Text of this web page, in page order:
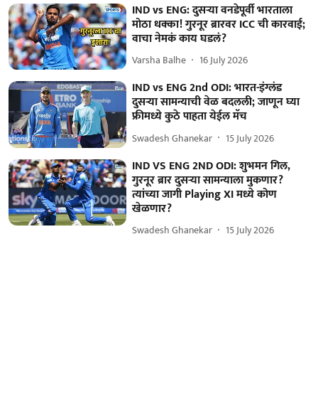
IND vs ENG: दुसऱ्या वनडेपूर्वी भारताला
मोठा धक्का! गुरनूर ब्रारवर ICC ची कारवाई;
वाचा नेमकं काय घडलं?
Varsha Balhe 16 July 2026
IND vs ENG 2nd ODI: भारत-इंग्लंड
दुसऱ्या सामन्याची वेळ बदलली; जाणून घ्या
फ्रीमध्ये कुठे पाहता येईल मॅच
Swadesh Ghanekar 15 July 2026
IND VS ENG 2ND ODI: शुभमन गिल,
गुरनूर ब्रार दुसऱ्या सामन्याला मुकणार?
त्यांच्या जागी Playing XI मध्ये कोण
खेळणार?
Swadesh Ghanekar 15 July 2026